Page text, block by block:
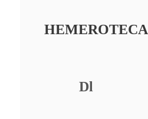
HEMEROTECA
Dl